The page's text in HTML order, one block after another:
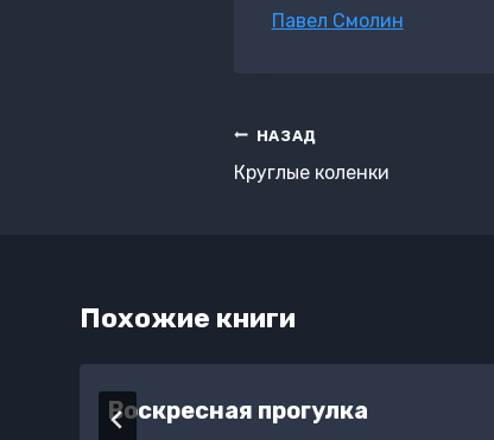
Метки
Павел Смолин
Навигация
по
НАЗАД
Круглые коленки
Похожие книги
Воскресная прогулка